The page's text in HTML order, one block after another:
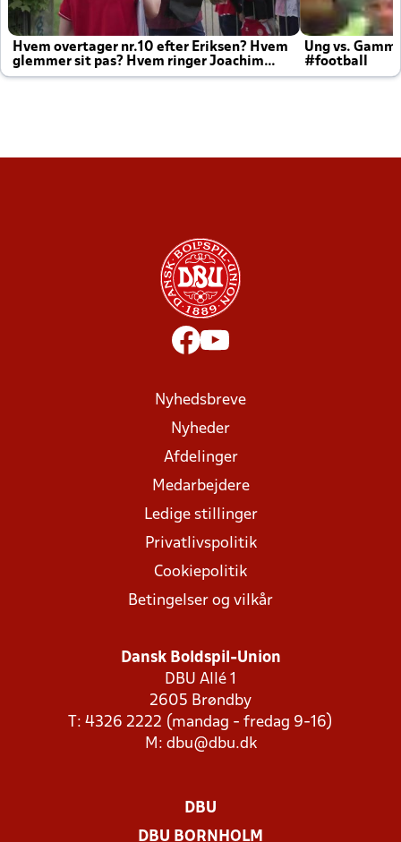
Hvem overtager nr.10 efter Eriksen? Hvem
glemmer sit pas? Hvem ringer Joachim
altid til efter kampe?
Ung vs.
#football
Nyhedsbreve
Nyheder
Afdelinger
Medarbejdere
Ledige stillinger
Privatlivspolitik
Cookiepolitik
Betingelser og vilkår
Dansk Boldspil-Union
DBU Allé 1
2605 Brøndby
T: 4326 2222 (mandag - fredag 9-16)
M: dbu@dbu.dk
DBU
DBU BORNHOLM